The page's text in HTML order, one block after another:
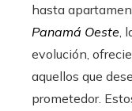
hasta
Panamá Oeste ,
evolución,
aquellos que
prometedor.